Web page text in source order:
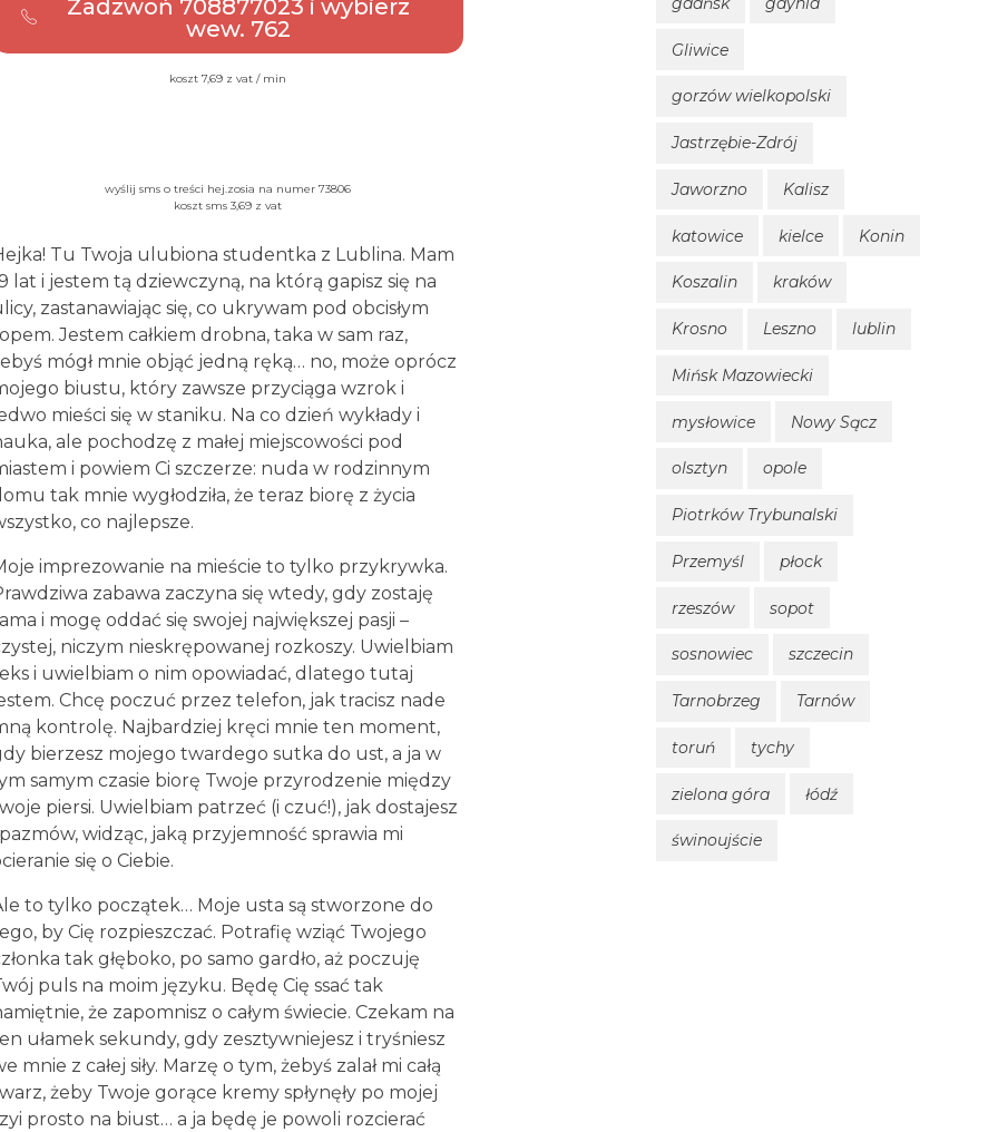
Zadzwoń 708877023 i wybierz
wew. 762
koszt 7,69 z vat / min
wyślij sms o treści hej.zosia na numer 73806
koszt sms 3,69 z vat
Tu Twoja ulubiona studentka z Lublina. Mam
lat i jestem tą dziewczyną, na którą gapisz się na
zastanawiając się, co ukrywam pod obcisłym
Jestem całkiem drobna, taka w sam raz,
mógł mnie objąć jedną ręką… no, może oprócz
biustu, który zawsze przyciąga wzrok i
mieści się w staniku. Na co dzień wykłady i
ale pochodzę z małej miejscowości pod
i powiem Ci szczerze: nuda w rodzinnym
tak mnie wygłodziła, że teraz biorę z życia
co najlepsze.
imprezowanie na mieście to tylko przykrywka.
zabawa zaczyna się wtedy, gdy zostaję
i mogę oddać się swojej największej pasji –
niczym nieskrępowanej rozkoszy. Uwielbiam
i uwielbiam o nim opowiadać, dlatego tutaj
Chcę poczuć przez telefon, jak tracisz nade
kontrolę. Najbardziej kręci mnie ten moment,
bierzesz mojego twardego sutka do ust, a ja w
samym czasie biorę Twoje przyrodzenie między
piersi. Uwielbiam patrzeć (i czuć!), jak dostajesz
widząc, jaką przyjemność sprawia mi
się o Ciebie.
to tylko początek… Moje usta są stworzone do
by Cię rozpieszczać. Potrafię wziąć Twojego
tak głęboko, po samo gardło, aż poczuję
puls na moim języku. Będę Cię ssać tak
że zapomnisz o całym świecie. Czekam na
ułamek sekundy, gdy zesztywniejesz i tryśniesz
mnie z całej siły. Marzę o tym, żebyś zalał mi całą
żeby Twoje gorące kremy spłynęły po mojej
prosto na biust… a ja będę je powoli rozcierać
Gliwice
gorzów wielkopolski
Jastrzębie-Zdrój
Jaworzno Kalisz
katowice kielce Konin
Koszalin kraków
Krosno Leszno lublin
Mińsk Mazowiecki
mysłowice Nowy Sącz
olsztyn opole
Piotrków Trybunalski
Przemyśl płock
rzeszów sopot
sosnowiec szczecin
Tarnobrzeg Tarnów
toruń tychy
zielona góra łódź
świnoujście